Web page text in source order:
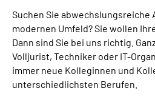
Über uns
Presse
Suchen Sie abwechslungsreiche
modernen Umfeld? Sie wollen
Dann sind Sie bei uns richtig.
Volljurist, Techniker oder IT-
immer neue Kolleginnen und
unterschiedlichsten Berufen.